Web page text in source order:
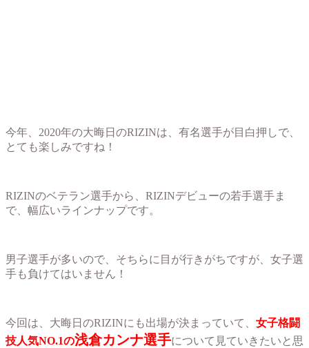
今年、2020年の大晦日のRIZINは、有名選手が目白押しで、
とても楽しみですね！
RIZINのベテラン選手から、RIZINデビューの若手選手ま
で、幅広いラインナップです。
男子選手が多いので、そちらに目が行きがちですが、女子選
手も負けてはいません！
今回は、大晦日のRIZINにも出場が決まっていて、 女子格闘
技人気NO.1の浅倉カンナ選手について見ていきたいと思